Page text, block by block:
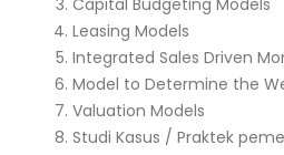
Capital Budgeting Models
Leasing Models
Integrated Sales Driven
Model to Determine the
Valuation Models
Studi Kasus / Praktek